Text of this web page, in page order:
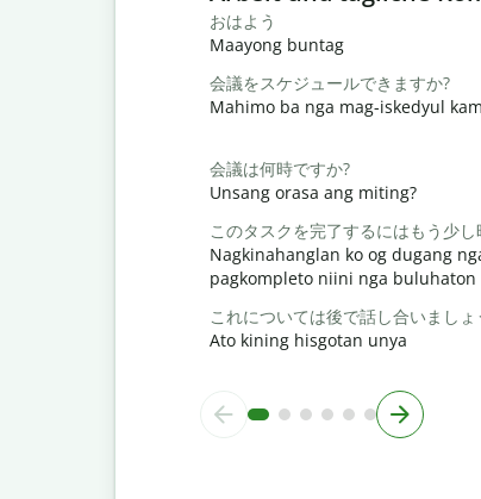
おはよう
Maayong buntag
会議をスケジュールできますか?
Mahimo ba nga mag-iskedyul
会議は何時ですか?
Unsang orasa ang miting?
このタスクを完了するにはもう少
Nagkinahanglan ko og dugang
pagkompleto niini nga buluhaton
これについては後で話し合いましょ
Ato kining hisgotan unya